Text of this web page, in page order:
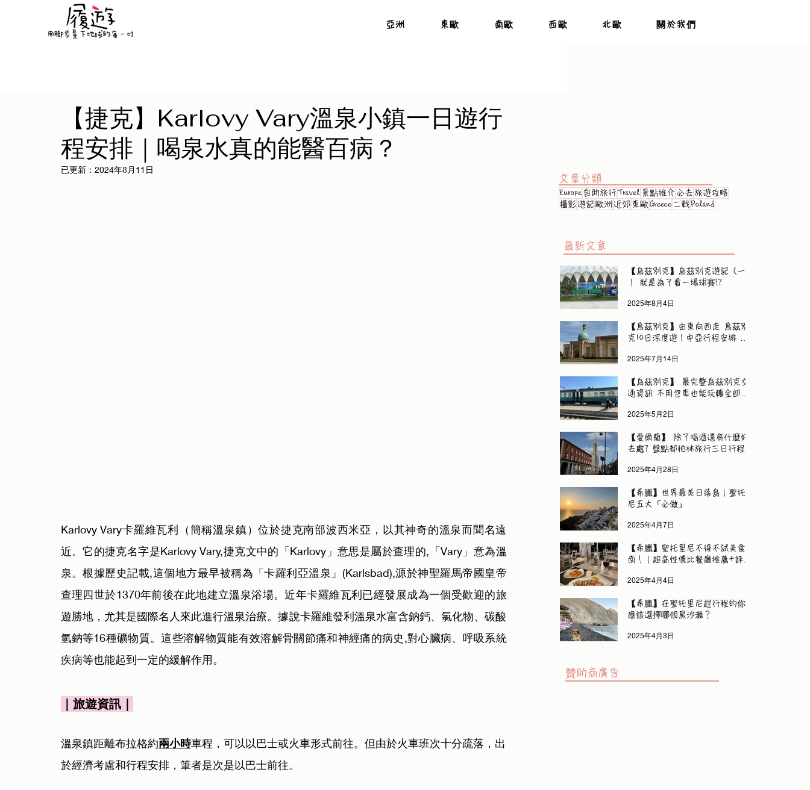
亞洲 東歐 南歐 西歐 北歐 關於我們
【捷克】Karlovy Vary溫泉小鎮一日遊行
程安排｜喝泉水真的能醫百病？
已更新： 2024年8月11日
Karlovy Vary卡羅維瓦利（簡稱溫泉鎮）位於捷克南部波西米亞，以其神奇的溫泉而聞名遠
近。它的捷克名字是Karlovy Vary,捷克文中的「Karlovy」意思是屬於查理的,「Vary」意為溫
泉。根據歷史記載,這個地方最早被稱為「卡羅利亞溫泉」(Karlsbad),源於神聖羅馬帝國皇帝
查理四世於1370年前後在此地建立溫泉浴場。近年卡羅維瓦利已經發展成為一個受歡迎的旅
遊勝地，尤其是國際名人來此進行溫泉治療。據說卡羅維發利溫泉水富含鈉鈣、氯化物、碳酸
氫鈉等16種礦物質。這些溶解物質能有效溶解骨關節痛和神經痛的病史,對心臟病、呼吸系統
疾病等也能起到一定的緩解作用。
｜旅遊資訊｜
溫泉鎮距離布拉格約兩小時車程，可以以巴士或火車形式前往。但由於火車班次十分疏落，出
於經濟考慮和行程安排，筆者是次是以巴士前往。
Europe 自助旅行 Travel 景點推介 必去 旅遊攻略
攝影 遊記 歐洲 近郊 東歐 Greece 二戰 Poland
文章分類
​贊助商廣告
最新文章
【烏茲別克】烏茲別克遊記（一）
｜ 就是為了看一場球賽!?
2025年8月4日
【烏茲別克】由東向西走 烏茲別
克10日深度遊｜中亞行程安排 旅
2025年7月14日
【烏茲別克】 最完整烏茲別克交
通資訊 不用包車也能玩轉全部城
2025年5月2日
【愛爾蘭】 除了喝酒還有什麼好
去處? 盤點都柏林旅行三日行程
2025年4月28日
【希臘】世界最美日落島｜聖托里
尼五大「必做」
2025年4月7日
【希臘】聖托里尼不得不試美食指
南！｜超高性價比餐廳推薦+評
2025年4月4日
【希臘】在聖托里尼趕行程的你｜
應該選擇哪個黑沙灘？
2025年4月3日